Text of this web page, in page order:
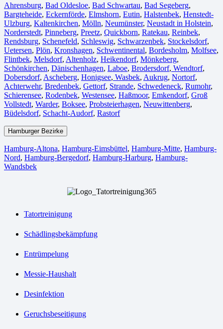
Ahrensburg, Bad Oldesloe, Bad Schwartau, Bad Segeberg,
Bargteheide, Eckernförde, Elmshorn, Eutin, Halstenbek, Henstedt-
Ulzburg, Kaltenkirchen, Mölln, Neumünster, Neustadt in Holstein,
Norderstedt, Pinneberg, Preetz, Quickborn, Ratekau, Reinbek,
Rendsburg, Schenefeld, Schleswig, Schwarzenbek, Stockelsdorf,
Uetersen, Plön, Kronshagen, Schwentinental, Bordesholm, Molfsee,
Flintbek, Melsdorf, Altenholz, Heikendorf, Mönkeberg,
Schönkirchen, Dänischenhagen, Laboe, Brodersdorf, Wendtorf,
Dobersdorf, Ascheberg, Honigsee, Wasbek, Aukrug, Nortorf,
Achterwehr, Bredenbek, Gettorf, Strande, Schwedeneck, Rumohr,
Schierensee, Rodenbek, Westensee, Haßmoor, Emkendorf, Groß
Vollstedt, Warder, Boksee, Probsteierhagen, Neuwittenberg,
Büdelsdorf, Schacht-Audorf, Rastorf
Hamburger Bezirke
Hamburg-Altona, Hamburg-Eimsbüttel, Hamburg-Mitte, Hamburg-
Nord, Hamburg-Bergedorf, Hamburg-Harburg, Hamburg-
Wandsbek
Tatortreinigung
Schädlingsbekämpfung
Entrümpelung
Messie-Haushalt
Desinfektion
Geruchsbeseitigung